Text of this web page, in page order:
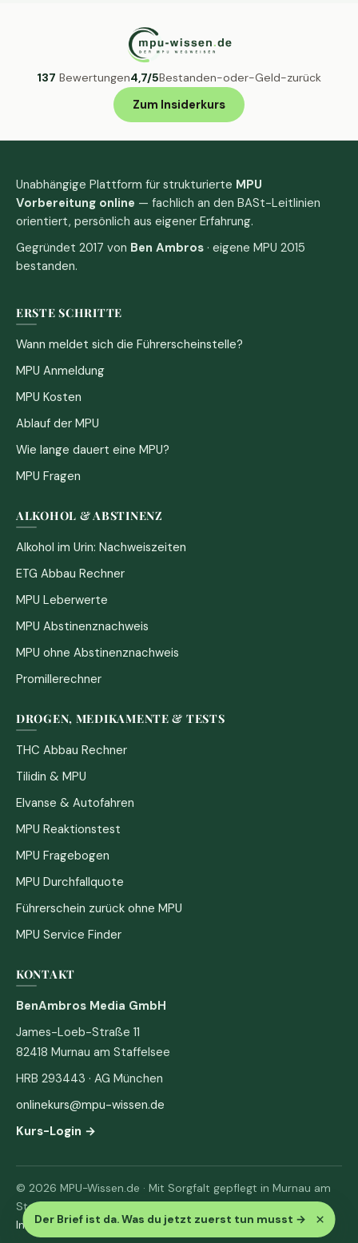
Der Brief ist da. Was du jetzt zuerst tun musst → ×
137 Bewertungen4,7/5Bestanden-oder-Geld-zurück
Zum Insiderkurs
Unabhängige Plattform für strukturierte MPU
Vorbereitung online — fachlich an den BASt-Leitlinien
orientiert, persönlich aus eigener Erfahrung.
Gegründet 2017 von Ben Ambros · eigene MPU 2015
bestanden.
ERSTE SCHRITTE
Wann meldet sich die Führerscheinstelle?
MPU Anmeldung
MPU Kosten
Ablauf der MPU
Wie lange dauert eine MPU?
MPU Fragen
ALKOHOL & ABSTINENZ
Alkohol im Urin: Nachweiszeiten
ETG Abbau Rechner
MPU Leberwerte
MPU Abstinenznachweis
MPU ohne Abstinenznachweis
Promillerechner
DROGEN, MEDIKAMENTE & TESTS
THC Abbau Rechner
Tilidin & MPU
Elvanse & Autofahren
MPU Reaktionstest
MPU Fragebogen
MPU Durchfallquote
Führerschein zurück ohne MPU
MPU Service Finder
KONTAKT
BenAmbros Media GmbH
James-Loeb-Straße 11
82418 Murnau am Staffelsee
HRB 293443 · AG München
onlinekurs@mpu-wissen.de
Kurs-Login →
© 2026 MPU-Wissen.de · Mit Sorgfalt gepflegt in Murnau am
Staffelsee
Impressum· Datenschutz & AGB